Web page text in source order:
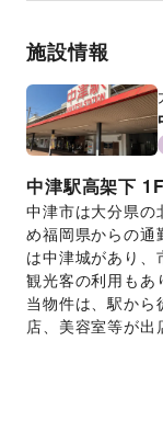
施設情報
中津駅高架下 1F
中津市は大分県の
め福岡県からの通
は中津城があり、
観光客の利用もあ
当物件は、駅か
店、美容室等が出